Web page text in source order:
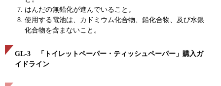
はんだの無鉛化が進んでいること。
使用する電池は、カドミウム化合物、鉛化合物、及び水銀
化合物を含まないこと。
GL-3 「トイレットペーパー・ティッシュペーパー」購入ガ
イドライン